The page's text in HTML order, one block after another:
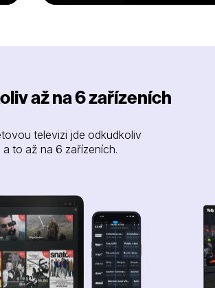
až na 6 zařízeních
televizi jde odkudkoliv
a to až na 6 zařízeních.